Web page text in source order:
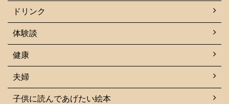
ドリンク
体験談
健康
夫婦
子供に読んであげたい絵本